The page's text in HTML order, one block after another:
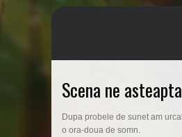
Scena ne
Dupa probele de sunet am
o ora-doua de somn.